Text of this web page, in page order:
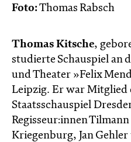
Foto:Thomas Rabsch
Thomas Kitsche,
studierte Schauspiel an
und Theater »Felix
Leipzig. Er war Mitglied
Staatsschauspiel
Regisseur:innen
Kriegenburg, Jan